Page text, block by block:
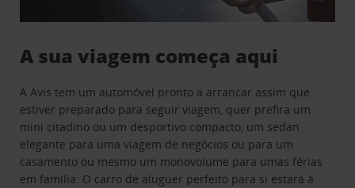
A sua viagem começa aqui
A Avis tem um automóvel pronto a arrancar assim que
estiver preparado para seguir viagem, quer prefira um
mini citadino ou um desportivo compacto, um sedan
elegante para uma viagem de negócios ou para um
casamento ou mesmo um monovolume para umas férias
em família. O carro de aluguer perfeito para si estará à